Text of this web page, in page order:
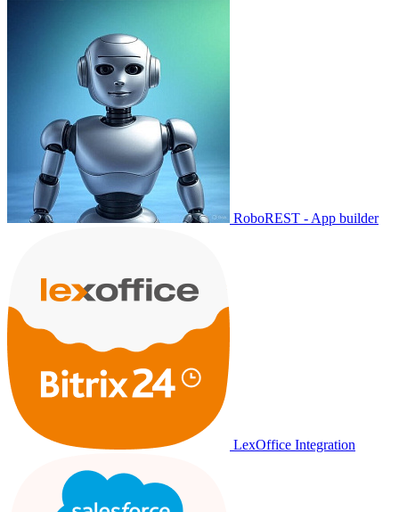
RoboREST - App builder
LexOffice Integration